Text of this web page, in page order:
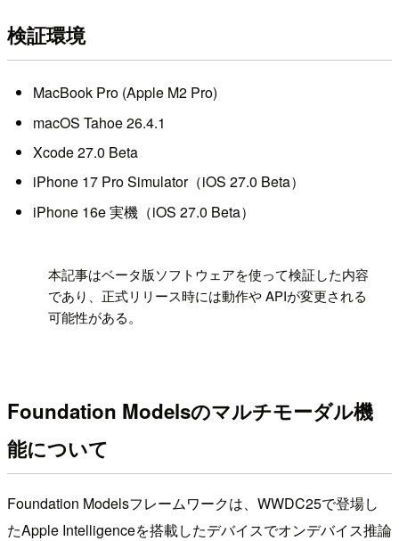
検証環境
MacBook Pro (Apple M2 Pro)
macOS Tahoe 26.4.1
Xcode 27.0 Beta
iPhone 17 Pro Simulator（iOS 27.0 Beta）
iPhone 16e 実機（iOS 27.0 Beta）
本記事はベータ版ソフトウェアを使って検証した内容
であり、正式リリース時には動作や APIが変更される
可能性がある。
Foundation Modelsのマルチモーダル機
能について
Foundation Modelsフレームワークは、WWDC25で登場し
たApple Intelligenceを搭載したデバイスでオンデバイス推論